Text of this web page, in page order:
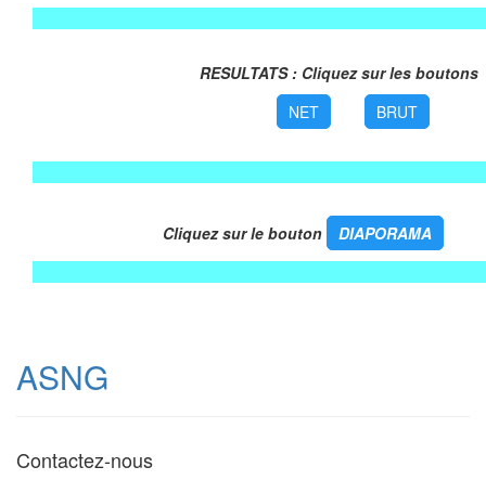
RESULTATS : Cliquez sur les
NET
BRUT
Cliquez sur le bouton DIAPORAMA
ASNG
Contactez-nous